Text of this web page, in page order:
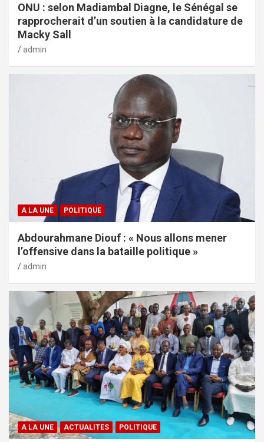
ONU : selon Madiambal Diagne, le Sénégal se
rapprocherait d’un soutien à la candidature de
Macky Sall
admin
A LA UNE POLITIQUE
Abdourahmane Diouf : « Nous allons mener
l’offensive dans la bataille politique »
admin
A LA UNE ACTUALITES POLITIQUE